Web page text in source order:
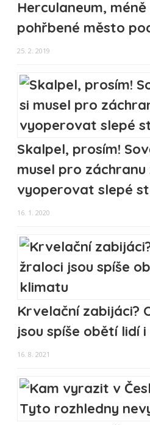
Herculaneum,
pohřbené město
25. 2. 2019
Skalpel, prosím!
musel pro
vyoperovat slepé
16. 1. 2020
Krvelační zabijáci?
jsou spíše obětí lidí
16. 8. 2021